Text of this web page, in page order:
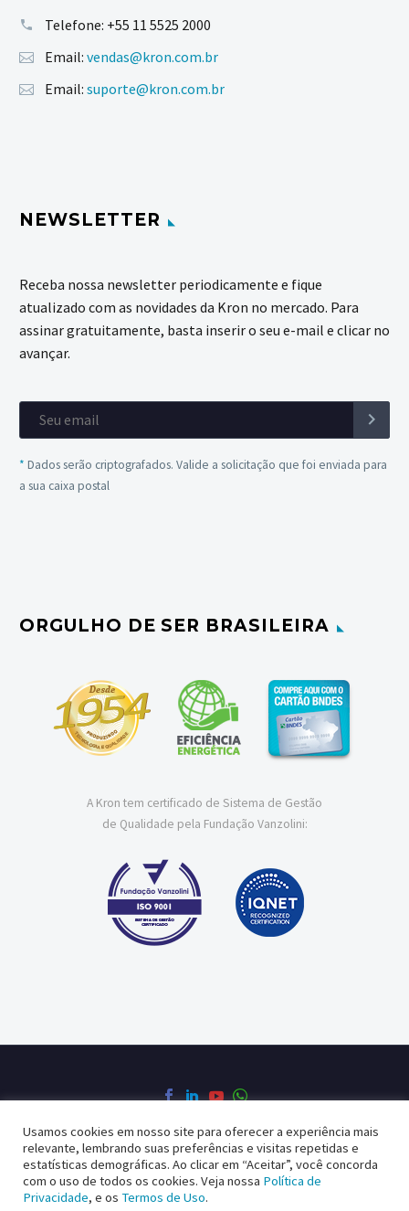
Telefone: +55 11 5525 2000
Email: vendas@kron.com.br
Email: suporte@kron.com.br
NEWSLETTER
Receba nossa newsletter periodicamente e fique
atualizado com as novidades da Kron no mercado. Para
assinar gratuitamente, basta inserir o seu e-mail e clicar no
avançar.
* Dados serão criptografados. Valide a solicitação que foi enviada para
a sua caixa postal
ORGULHO DE SER BRASILEIRA
A Kron tem certificado de Sistema de Gestão
de Qualidade pela Fundação Vanzolini:
Política de Privacidade Política da Qualidade
Usamos cookies em nosso site para oferecer a experiência mais
relevante, lembrando suas preferências e visitas repetidas e
estatísticas demográficas. Ao clicar em “Aceitar”, você concorda
com o uso de todos os cookies. Veja nossa Política de
Privacidade, e os Termos de Uso.